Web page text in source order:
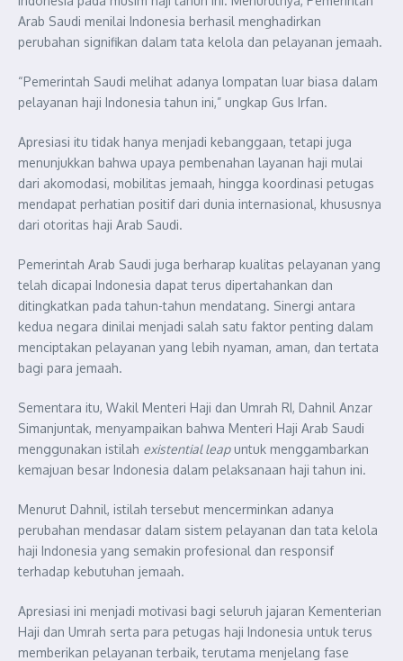
Arab Saudi menilai Indonesia berhasil menghadirkan
perubahan signifikan dalam tata kelola dan pelayanan jemaah.
“Pemerintah Saudi melihat adanya lompatan luar biasa dalam
pelayanan haji Indonesia tahun ini,” ungkap Gus Irfan.
Apresiasi itu tidak hanya menjadi kebanggaan, tetapi juga
menunjukkan bahwa upaya pembenahan layanan haji mulai
dari akomodasi, mobilitas jemaah, hingga koordinasi petugas
mendapat perhatian positif dari dunia internasional, khususnya
dari otoritas haji Arab Saudi.
Pemerintah Arab Saudi juga berharap kualitas pelayanan yang
telah dicapai Indonesia dapat terus dipertahankan dan
ditingkatkan pada tahun-tahun mendatang. Sinergi antara
kedua negara dinilai menjadi salah satu faktor penting dalam
menciptakan pelayanan yang lebih nyaman, aman, dan tertata
bagi para jemaah.
Sementara itu, Wakil Menteri Haji dan Umrah RI, Dahnil Anzar
Simanjuntak, menyampaikan bahwa Menteri Haji Arab Saudi
menggunakan istilah existential leapuntuk menggambarkan
kemajuan besar Indonesia dalam pelaksanaan haji tahun ini.
Menurut Dahnil, istilah tersebut mencerminkan adanya
perubahan mendasar dalam sistem pelayanan dan tata kelola
haji Indonesia yang semakin profesional dan responsif
terhadap kebutuhan jemaah.
Apresiasi ini menjadi motivasi bagi seluruh jajaran Kementerian
Haji dan Umrah serta para petugas haji Indonesia untuk terus
memberikan pelayanan terbaik, terutama menjelang fase